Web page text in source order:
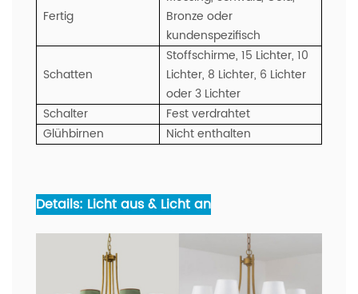
Fertig
Bronze oder
kundenspezifisch
Schatten
Stoffschirme, 15 Lichter, 10
Lichter, 8 Lichter, 6 Lichter
oder 3 Lichter
Schalter
Fest verdrahtet
Glühbirnen
Nicht enthalten
Details: Licht aus & Licht an